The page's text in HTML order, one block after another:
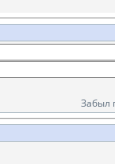
Забыл